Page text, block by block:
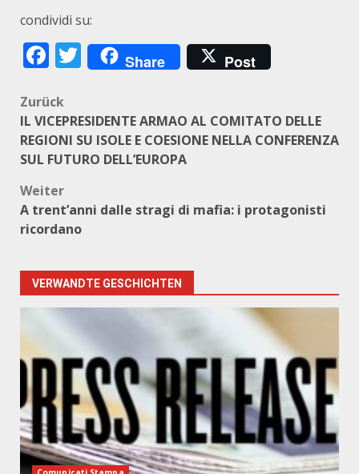
condividi su:
Facebook
Twitter
Share Post
Beitragsnavigation
Zurück
IL VICEPRESIDENTE ARMAO AL COMITATO DELLE
REGIONI SU ISOLE E COESIONE NELLA CONFERENZA
SUL FUTURO DELL’EUROPA
Weiter
A trent’anni dalle stragi di mafia: i protagonisti
ricordano
VERWANDTE GESCHICHTEN